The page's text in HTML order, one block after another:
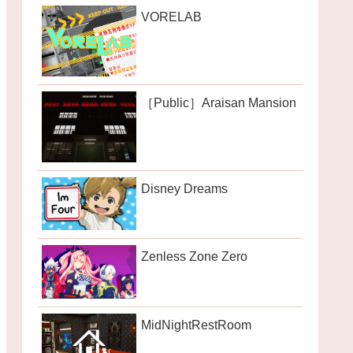
VORELAB
［Public］Araisan Mansion
Disney Dreams
Zenless Zone Zero
MidNightRestRoom